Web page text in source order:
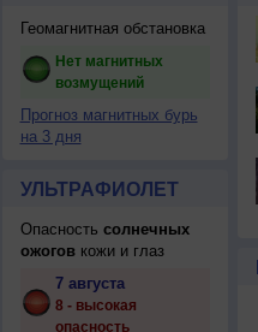
Геомагнитная обстановка
Нет магнитных
возмущений
Прогноз магнитных бурь
на 3 дня
УЛЬТРАФИОЛЕТ
Опасность солнечных
ожоговкожи и глаз
7 августа
8 - высокая
опасность